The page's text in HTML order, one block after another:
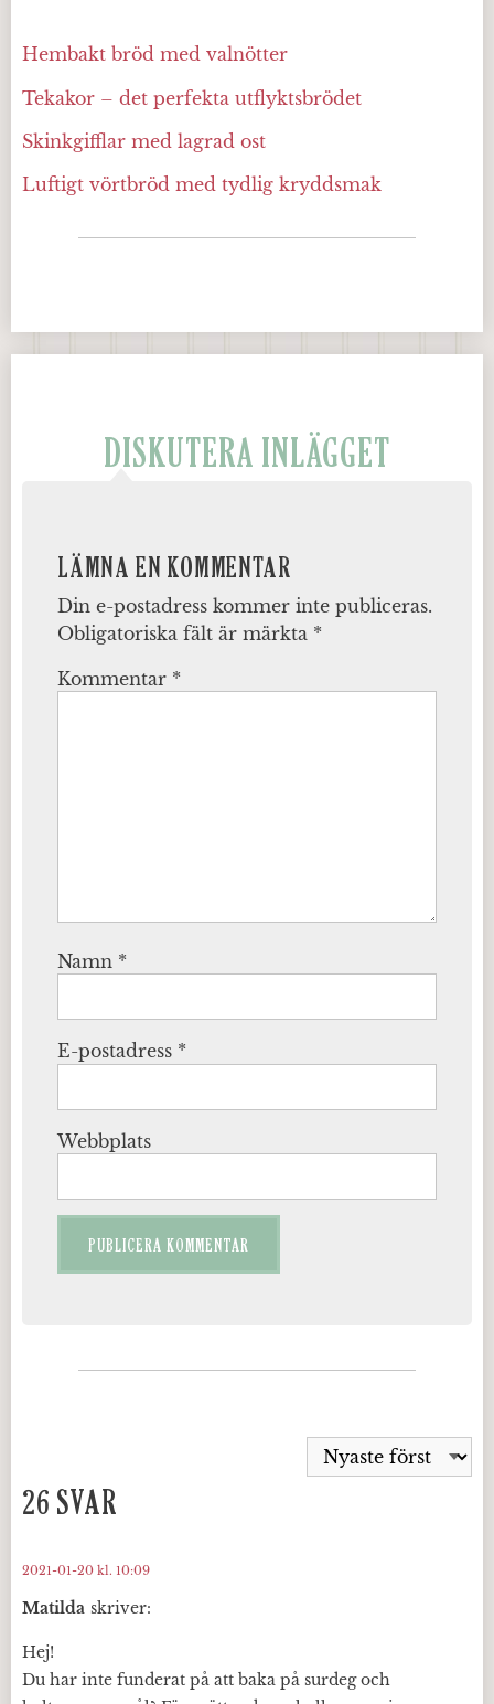
Hembakt bröd med valnötter
Tekakor – det perfekta utflyktsbrödet
Skinkgifflar med lagrad ost
Luftigt vörtbröd med tydlig kryddsmak
DISKUTERA INLÄGGET
LÄMNA EN KOMMENTAR
Din e-postadress kommer inte publiceras.
Obligatoriska fält är märkta *
Kommentar *
Namn *
E-postadress *
Webbplats
26 SVAR
Matilda skriver:
2021-01-20 kl. 10:09
Hej!
Du har inte funderat på att baka på surdeg och